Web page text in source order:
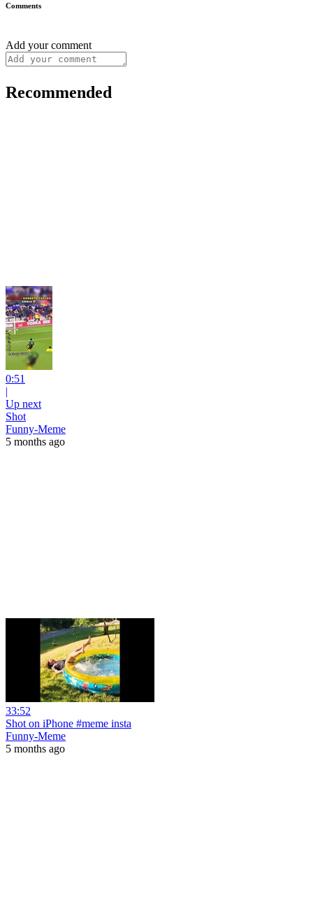
Comments
Add your comment
Recommended
0:51
|
Up next
Shot
Funny-Meme
5 months ago
33:52
Shot on iPhone #meme insta
Funny-Meme
5 months ago